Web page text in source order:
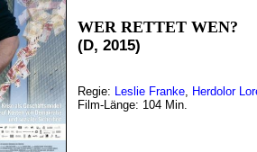
WER RETTET WEN?
(D, 2015)
Regie: Leslie Franke, Herdolor
Film-Länge: 104 Min.